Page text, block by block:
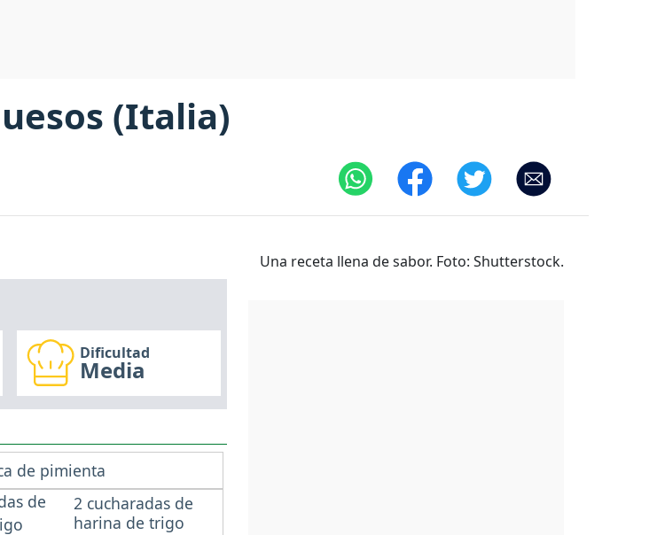
(Italia)
Una receta llena de sabor. Foto: Shutterstock.
Dificultad
Media
de pimienta
2 cucharadas de
harina de trigo